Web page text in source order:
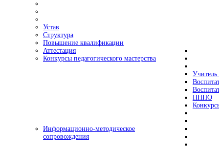
Устав
Структура
Повышение квалификации
Аттестация
Конкурсы педагогического мастерства
Учитель
ПНПО
Информационно-методическое
сопровождения